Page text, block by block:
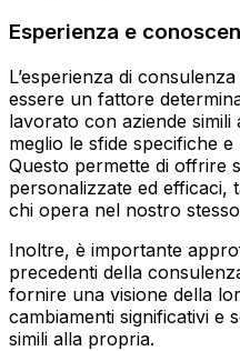
Esperienza e
L’esperienza di
essere un fattore
lavorato con aziende
meglio le sfide specifiche
Questo permette di offrire
personalizzate ed efficaci,
chi opera nel nostro
Inoltre, è importante
precedenti della
fornire una visione della
cambiamenti significativi e
simili alla propria.